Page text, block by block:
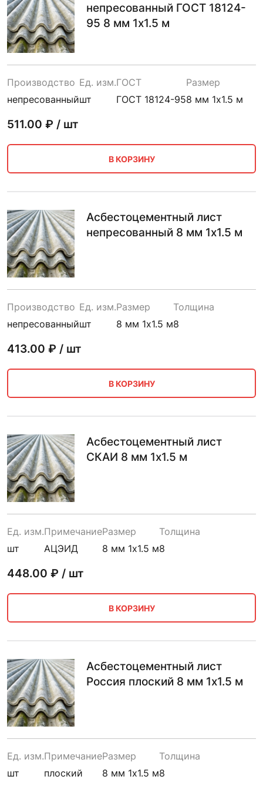
непресованный ГОСТ 18124-
95 8 мм 1х1.5 м
Производство
непресованный
Ед. изм.
шт
ГОСТ
ГОСТ 18124-95
Размер
8 мм 1х1.5 м
511.00 ₽ / шт
В КОРЗИНУ
Асбестоцементный лист
непресованный 8 мм 1х1.5 м
Производство
непресованный
Ед. изм.
шт
Размер
8 мм 1х1.5 м
Толщина
8
413.00 ₽ / шт
В КОРЗИНУ
Асбестоцементный лист
СКАИ 8 мм 1х1.5 м
Ед. изм.
шт
Примечание
АЦЭИД
Размер
8 мм 1х1.5 м
Толщина
8
448.00 ₽ / шт
В КОРЗИНУ
Асбестоцементный лист
Россия плоский 8 мм 1х1.5 м
Ед. изм.
шт
Примечание
плоский
Размер
8 мм 1х1.5 м
Толщина
8